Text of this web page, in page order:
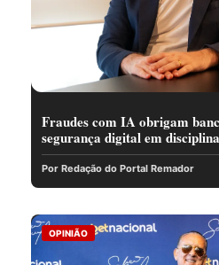
Fraudes com IA obrigam
segurança digital em
Por Redação do Portal Remador
OPINIÃO